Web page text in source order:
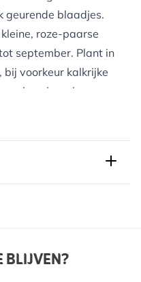
geurende blaadjes.
roze-paarse
september. Plant in
bij voorkeur kalkrijke
beschermlaag van
is nuttig bij zeer
in de keuken.
te knippen, stimuleer
het weer aan.
Verhoeven
mm